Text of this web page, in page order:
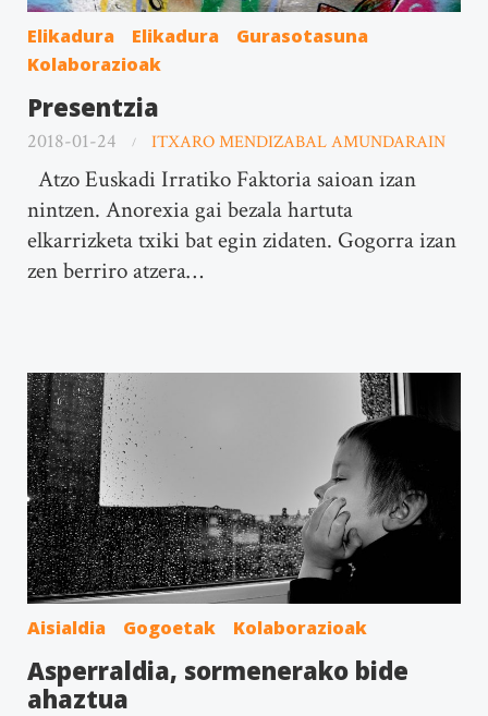
Elikadura Elikadura
Gurasotasuna
Kolaborazioak
Presentzia
2018-01-24 ITXARO MENDIZABAL AMUNDARAIN
Atzo Euskadi Irratiko Faktoria saioan izan
nintzen. Anorexia gai bezala hartuta
elkarrizketa txiki bat egin zidaten. Gogorra izan
zen berriro atzera…
Aisialdia Gogoetak Kolaborazioak
Asperraldia, sormenerako bide
ahaztua